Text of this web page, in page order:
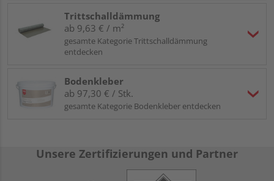
Trittschalldämmung
ab 9,63 € / m²
gesamte Kategorie Trittschalldämmung
entdecken
Bodenkleber
ab 97,30 € / Stk.
gesamte Kategorie Bodenkleber entdecken
Unsere Zertifizierungen und Partner